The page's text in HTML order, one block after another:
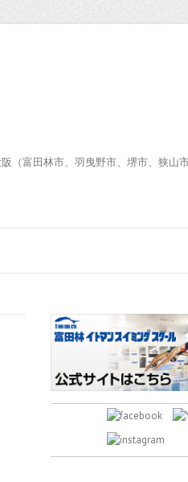
（富田林市、羽曳野市、堺市、狭山